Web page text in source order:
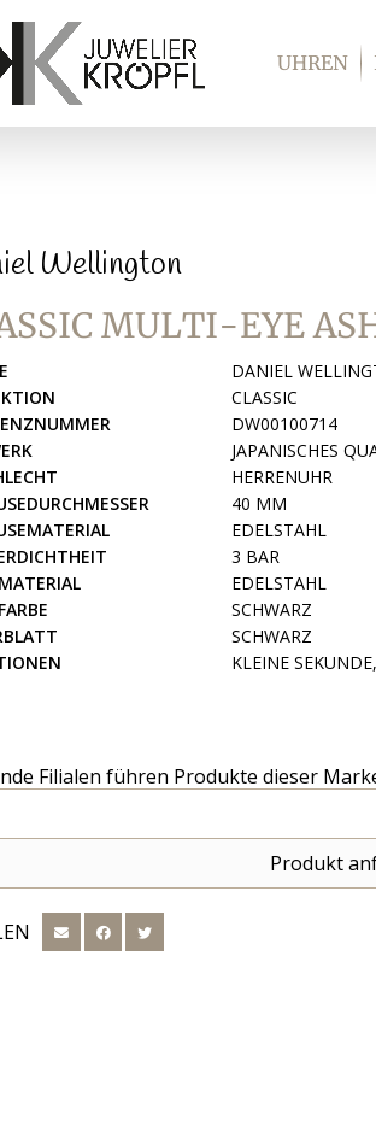
UHREN
Wellington
MULTI-EYE
DANIEL
CLASSIC
DW00100714
JAPANISCHES
HERRENUHR
40 MM
EDELSTAHL
3 BAR
EDELSTAHL
SCHWARZ
SCHWARZ
KLEINE
Filialen führen Produkte dieser
Produkt